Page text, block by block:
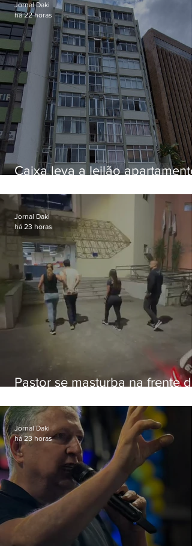
Caixa leva a leilão apartamento
Botafogo
Jornal Daki
há 22 horas
Pastor se masturba na frente de
Jornal Daki
há 23 horas
Jornal Daki
há 23 horas